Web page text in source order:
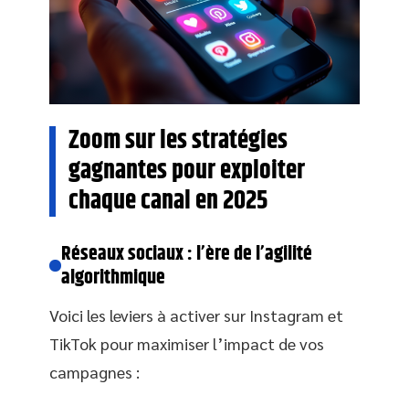
Zoom sur les stratégies
gagnantes pour exploiter
chaque canal en 2025
Réseaux sociaux : l’ère de l’agilité
algorithmique
Voici les leviers à activer sur Instagram et
TikTok pour maximiser l’impact de vos
campagnes :